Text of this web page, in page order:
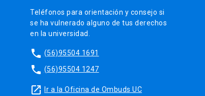
Teléfonos para orientación y consejo si
se ha vulnerado alguno de tus derechos
en la universidad.
phone (56)95504 1691
phone (56)95504 1247
launch Ir a la Oficina de Ombuds UC